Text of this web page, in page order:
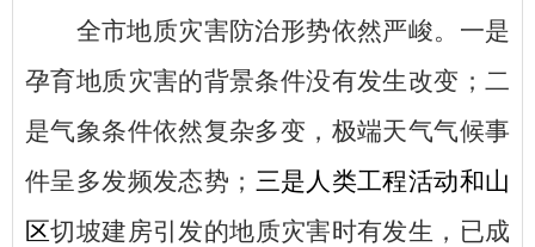
全市地质灾害防治形势依然严峻。一是
孕育地质灾害的背景条件没有发生改变；二
是气象条件依然复杂多变，极端天气气候事
件呈多发频发态势； 三是人类工程活动和山
区切坡建房引发的地质灾害时有发生，已成